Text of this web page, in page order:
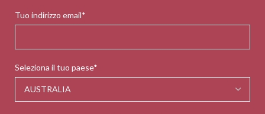
Tuo indirizzo email*
Seleziona il tuo paese*